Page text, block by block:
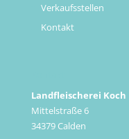
Verkaufsstellen
Kontakt
Landfleischerei Koch
Mittelstraße 6
34379 Calden